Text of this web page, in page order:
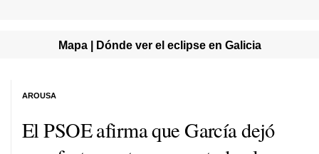
Mapa | Dónde ver el eclipse en Galicia
El PSOE afirma que García dejó
AROUSA